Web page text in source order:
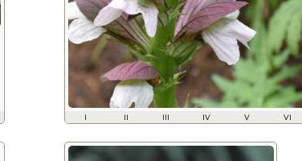
I II III IV V VI